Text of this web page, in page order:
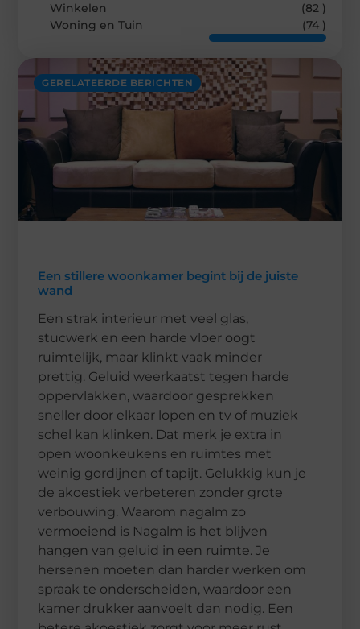
GERELATEERDE BERICHTEN
Een stillere woonkamer begint bij de juiste
wand
Een strak interieur met veel glas,
stucwerk en een harde vloer oogt
ruimtelijk, maar klinkt vaak minder
prettig. Geluid weerkaatst tegen harde
oppervlakken, waardoor gesprekken
sneller door elkaar lopen en tv of muziek
schel kan klinken. Dat merk je extra in
open woonkeukens en ruimtes met
weinig gordijnen of tapijt. Gelukkig kun je
de akoestiek verbeteren zonder grote
verbouwing. Waarom nagalm zo
vermoeiend is Nagalm is het blijven
hangen van geluid in een ruimte. Je
hersenen moeten dan harder werken om
spraak te onderscheiden, waardoor een
kamer drukker aanvoelt dan nodig. Een
Winkelen
(82 )
Woning en Tuin
(74 )